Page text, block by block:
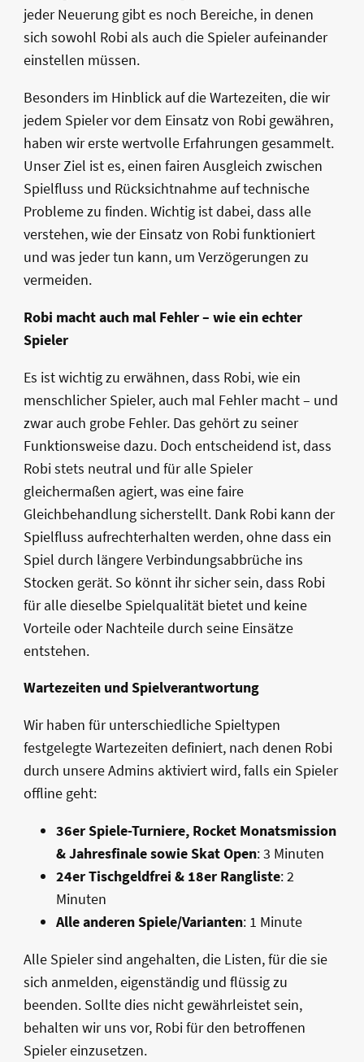
jeder Neuerung gibt es noch Bereiche, in denen
sich sowohl Robi als auch die Spieler aufeinander
einstellen müssen.
Besonders im Hinblick auf die Wartezeiten, die wir
jedem Spieler vor dem Einsatz von Robi gewähren,
haben wir erste wertvolle Erfahrungen gesammelt.
Unser Ziel ist es, einen fairen Ausgleich zwischen
Spielfluss und Rücksichtnahme auf technische
Probleme zu finden. Wichtig ist dabei, dass alle
verstehen, wie der Einsatz von Robi funktioniert
und was jeder tun kann, um Verzögerungen zu
vermeiden.
Robi macht auch mal Fehler – wie ein echter
Spieler
Es ist wichtig zu erwähnen, dass Robi, wie ein
menschlicher Spieler, auch mal Fehler macht – und
zwar auch grobe Fehler. Das gehört zu seiner
Funktionsweise dazu. Doch entscheidend ist, dass
Robi stets neutral und für alle Spieler
gleichermaßen agiert, was eine faire
Gleichbehandlung sicherstellt. Dank Robi kann der
Spielfluss aufrechterhalten werden, ohne dass ein
Spiel durch längere Verbindungsabbrüche ins
Stocken gerät. So könnt ihr sicher sein, dass Robi
für alle dieselbe Spielqualität bietet und keine
Vorteile oder Nachteile durch seine Einsätze
entstehen.
Wartezeiten und Spielverantwortung
Wir haben für unterschiedliche Spieltypen
festgelegte Wartezeiten definiert, nach denen Robi
durch unsere Admins aktiviert wird, falls ein Spieler
offline geht:
36er Spiele-Turniere, Rocket Monatsmission
& Jahresfinale sowie Skat Open: 3 Minuten
24er Tischgeldfrei & 18er Rangliste: 2
Minuten
Alle anderen Spiele/Varianten: 1 Minute
Alle Spieler sind angehalten, die Listen, für die sie
sich anmelden, eigenständig und flüssig zu
beenden. Sollte dies nicht gewährleistet sein,
behalten wir uns vor, Robi für den betroffenen
Spieler einzusetzen.